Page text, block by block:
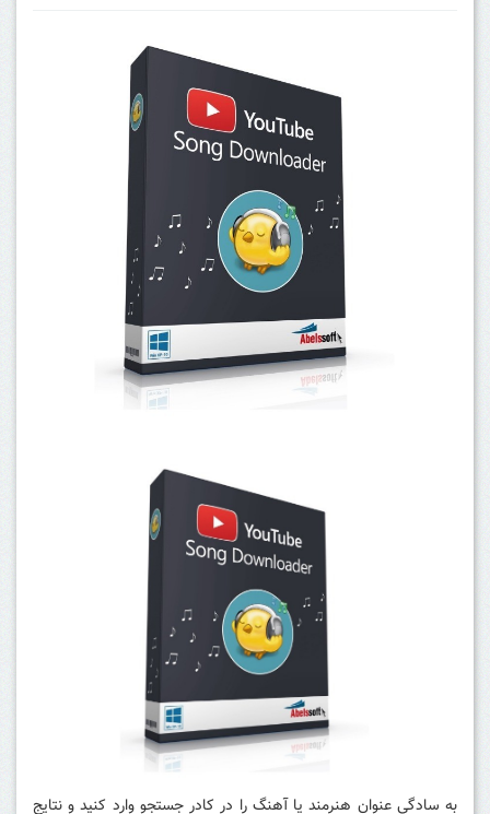
به سادگی عنوان هنرمند یا آهنگ را در کادر جستجو وارد کنید و نتایج